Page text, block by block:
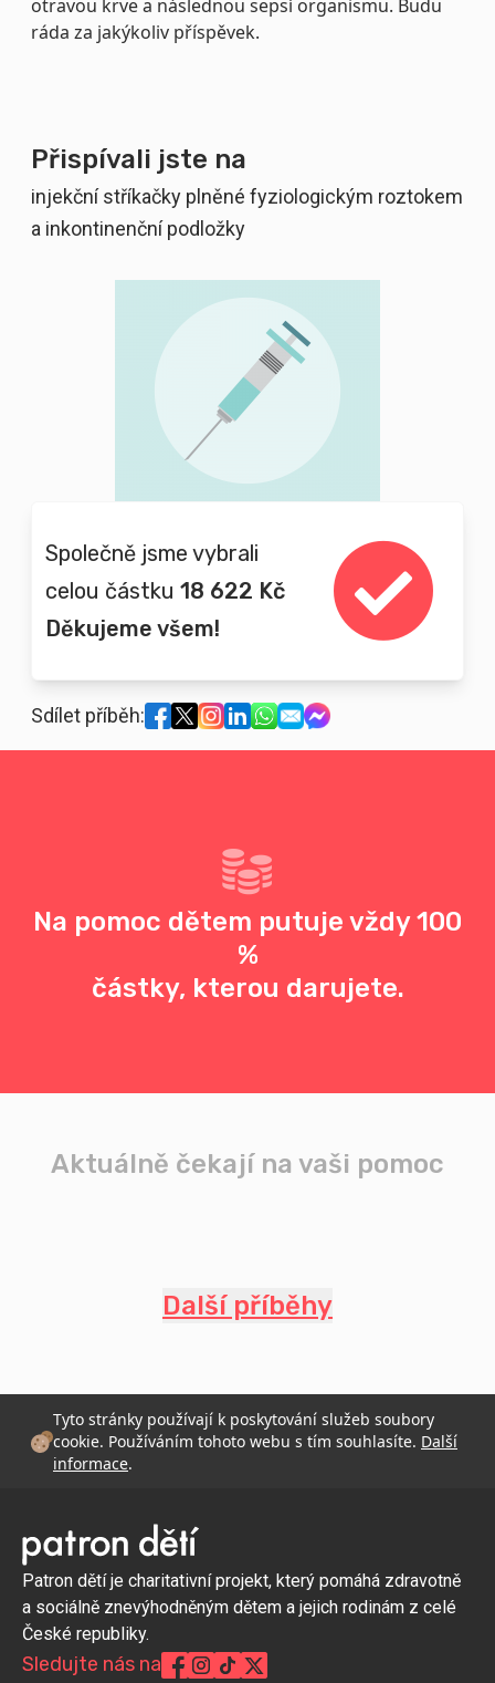
Přispívali jste na
injekční stříkačky plněné fyziologickým roztokem
a inkontinenční podložky
Společně jsme vybrali
celou částku 18 622 Kč
Děkujeme všem!
Sdílet příběh:
otravou krve a následnou sepsí organismu. Budu
ráda za jakýkoliv příspěvek.
Na pomoc dětem putuje vždy 100
%
částky, kterou darujete.
Aktuálně čekají na vaši pomoc
Další příběhy
Tyto stránky používají k poskytování služeb soubory
cookie. Používáním tohoto webu s tím souhlasíte. Další
informace.
Patron dětí je charitativní projekt, který pomáhá zdravotně
a sociálně znevýhodněným dětem a jejich rodinám z celé
České republiky.
Sledujte nás na